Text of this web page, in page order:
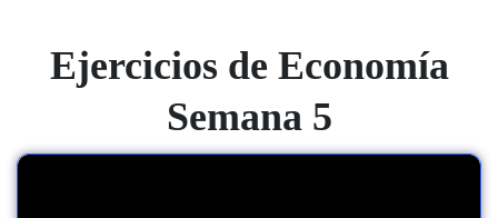
Ejercicios de Economía
Semana 5